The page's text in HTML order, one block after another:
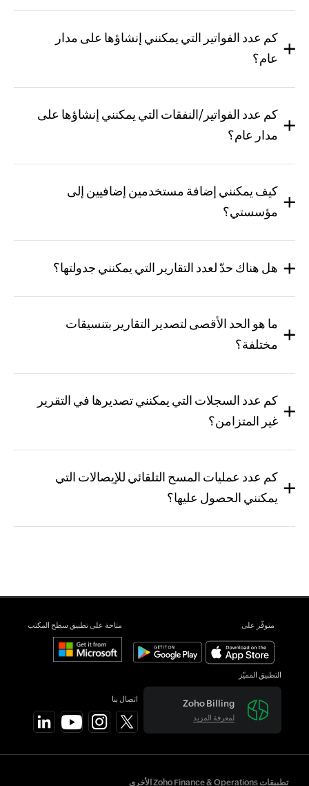
كم عدد الفواتير التي يمكنني إنشاؤها على مدار
عام؟
كم عدد الفواتير/النفقات التي يمكنني إنشاؤها على
مدار عام؟
كيف يمكنني إضافة مستخدمين إضافيين إلى
مؤسستي؟
هل هناك حدّ لعدد التقارير التي يمكنني جدولتها؟
ما هو الحد الأقصى لتصدير التقارير بتنسيقات
مختلفة؟
كم عدد السجلات التي يمكنني تصديرها في التقرير
غير المتزامن؟
كم عدد عمليات المسح التلقائي للإيصالات التي
يمكنني الحصول عليها؟
متوفّر على متاحة على تطبيق سطح المكتب
التطبيق المميّز
Zoho Billing
لمعرفة المزيد
اتصال بنا
تطبيقات Zoho Finance & Operations الأخرى